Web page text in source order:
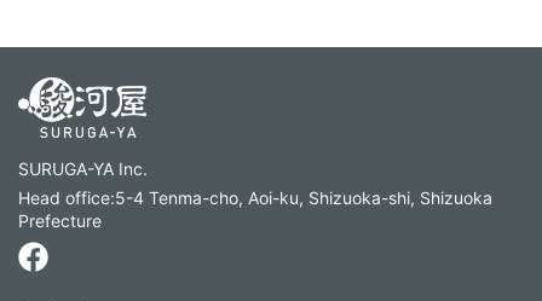
SURUGA-YA Inc.
Head office:5-4 Tenma-cho, Aoi-ku, Shizuoka-shi, Shizuoka
Prefecture